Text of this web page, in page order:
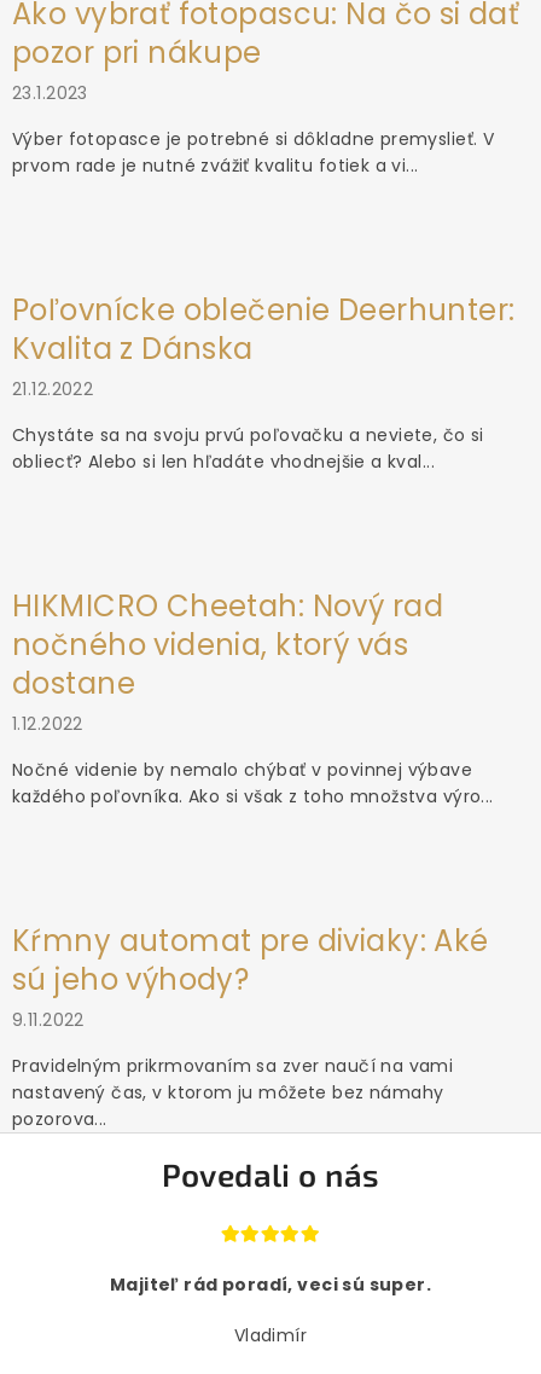
Ako vybrať fotopascu: Na čo si dať
pozor pri nákupe
23.1.2023
Výber fotopasce je potrebné si dôkladne premyslieť. V
prvom rade je nutné zvážiť kvalitu fotiek a vi...
Poľovnícke oblečenie Deerhunter:
Kvalita z Dánska
21.12.2022
Chystáte sa na svoju prvú poľovačku a neviete, čo si
obliecť? Alebo si len hľadáte vhodnejšie a kval...
HIKMICRO Cheetah: Nový rad
nočného videnia, ktorý vás
dostane
1.12.2022
Nočné videnie by nemalo chýbať v povinnej výbave
každého poľovníka. Ako si však z toho množstva výro...
Kŕmny automat pre diviaky: Aké
sú jeho výhody?
9.11.2022
Pravidelným prikrmovaním sa zver naučí na vami
nastavený čas, v ktorom ju môžete bez námahy
pozorova...
Povedali o nás
Majiteľ rád poradí, veci sú super.
Vladimír